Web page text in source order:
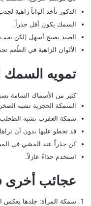
الذكور تأخذ ألواناً زاهية
السمك يكون أقل حذراً.
الصيد يصبح أسهل (لكن
الألوان الزاهية في الطُعم
تمويه السمك
كثير من الأسماك السامة
السمكة الحجرية تشبه
سمكة العقرب تشبه
قد تخطو عليها بدون أن
كن حذراً عند المشي في
استخدم حذاءً عازلاً.
عجائب أخرى
سمكة المرآة: جلدها يعكس